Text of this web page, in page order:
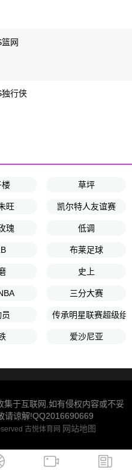
网
行侠
楼 草坪
旺 凯尔特人友谊赛
瑰 低调
布莱足球
史上
三分大赛
传承明星联赛超级组
爱沙尼亚
集于互联网,如有侵权内容或不妥
请谅解!QQ2016690669
古悦体育网 网站地图